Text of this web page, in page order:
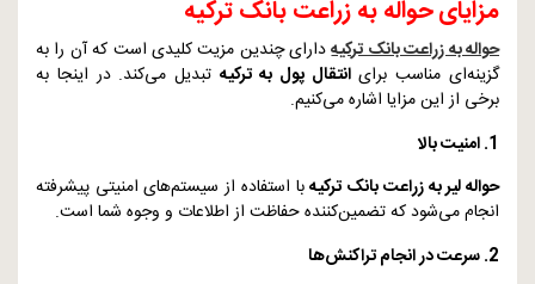
مزایای حواله به زراعت بانک ترکیه
حواله به زراعت بانک ترکیهدارای چندین مزیت کلیدی است که آن را به
گزینه‌ای مناسب برایانتقال پول به ترکیهتبدیل می‌کند. در اینجا به
برخی از این مزایا اشاره می‌کنیم.
1. امنیت بالا
حواله لیر به زراعت بانک ترکیهبا استفاده از سیستم‌های امنیتی پیشرفته
انجام می‌شود که تضمین‌کننده حفاظت از اطلاعات و وجوه شما است.
2. سرعت در انجام تراکنش‌ها